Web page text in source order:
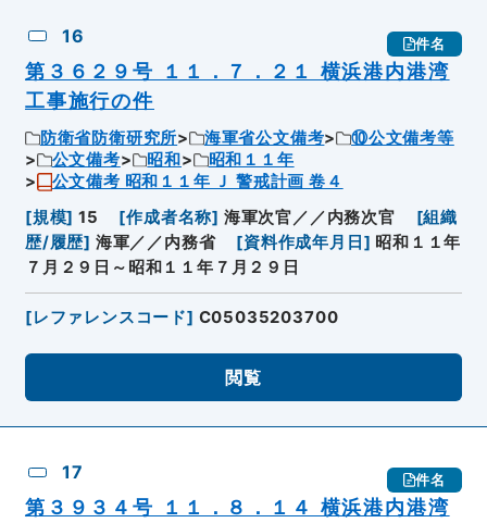
16 件名
第３６２９号 １１．７．２１ 横浜港内港湾
工事施行の件
防衛省防衛研究所 海軍省公文備考
⑩公文備考等
公文備考
昭和
昭和１１年
公文備考 昭和１１年 Ｊ 警戒計画 卷４
[規模] 15 [作成者名称] 海軍次官／／内務次官 [組織
歴/履歴] 海軍／／内務省 [資料作成年月日 ] 昭和１１年
７月２９日～昭和１１年７月２９日
[レファレンスコード] C05035203700
閲覧
17 件名
第３９３４号 １１．８．１４ 横浜港内港湾